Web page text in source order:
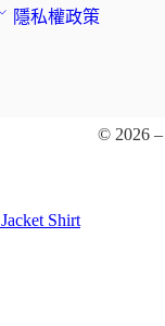
隱私權政策
© 2026
Jacket Shirt